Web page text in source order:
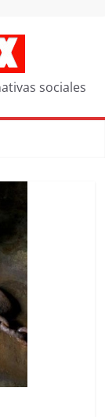
sociales